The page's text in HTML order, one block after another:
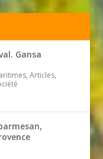
Gansa
Articles,